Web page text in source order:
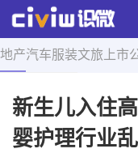
地产汽车服装文旅 上市
首页 > 热点舆情 > 正文
新生儿入住
婴护理行业